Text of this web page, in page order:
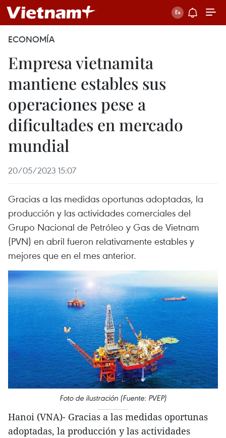
ECONOMÍA
Empresa vietnamita
mantiene estables sus
operaciones pese a
dificultades en mercado
mundial
20/05/2023 15:07
Gracias a las medidas oportunas adoptadas, la
producción y las actividades comerciales del
Grupo Nacional de Petróleo y Gas de Vietnam
(PVN) en abril fueron relativamente estables y
mejores que en el mes anterior.
Foto de ilustración (Fuente: PVEP)
Hanoi (VNA)- Gracias a las medidas oportunas
adoptadas, la producción y las actividades